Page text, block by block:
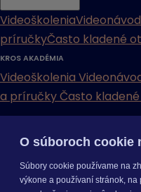
Videoškolenia
príručkyČasto kladené
KROS AKADÉMIA
Videoškolenia
a príručkyČasto
Cenníky Odporučte nás
konfiguráciaAktualizácia
O súboroch cookie
Súbory cookie používame na
výkone a používaní stránok,